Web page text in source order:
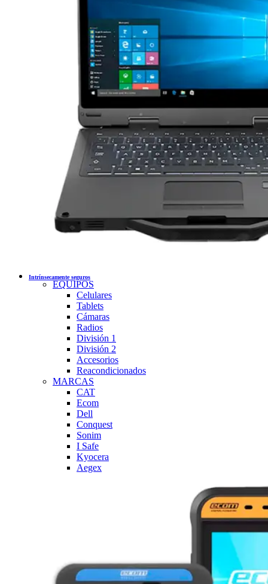
Intrínsecamente seguros
EQUIPOS
Celulares
Tablets
Cámaras
Radios
División 1
División 2
Accesorios
Reacondicionados
MARCAS
CAT
Ecom
Dell
Conquest
Sonim
I Safe
Kyocera
Aegex